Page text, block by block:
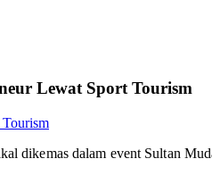
Lewat Sport Tourism
dikemas dalam event Sultan